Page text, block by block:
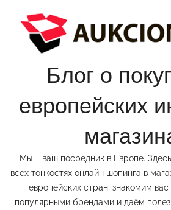
содержимому
Блог о
европейских
Мы – ваш посредник в Европе.
всех тонкостях онлайн шопинга в
европейских стран, знакомим
популярными брендами и даём